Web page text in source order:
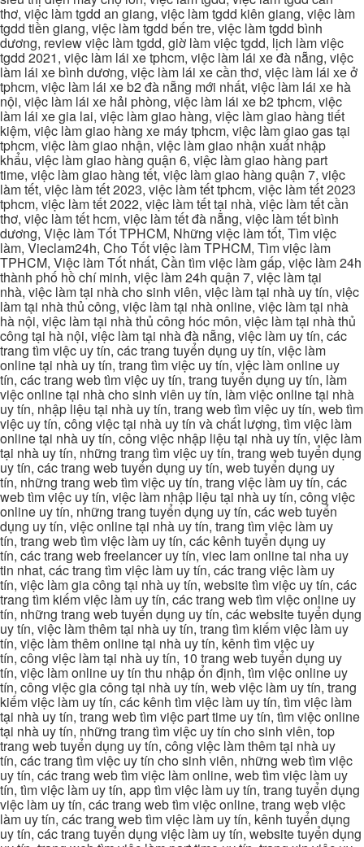
thơ, việc làm tgdd an giang, việc làm tgdd kiên giang, việc làm
tgdd tiền giang, việc làm tgdd bến tre, việc làm tgdd bình
dương, review việc làm tgdd, giờ làm việc tgdd, lịch làm việc
tgdd 2021, việc làm lái xe tphcm, việc làm lái xe đà nẵng, việc
làm lái xe bình dương, việc làm lái xe cần thơ, việc làm lái xe ở
tphcm, việc làm lái xe b2 đà nẵng mới nhất, việc làm lái xe hà
nội, việc làm lái xe hải phòng, việc làm lái xe b2 tphcm, việc
làm lái xe gia lai, việc làm giao hàng, việc làm giao hàng tiết
kiệm, việc làm giao hàng xe máy tphcm, việc làm giao gas tại
tphcm, việc làm giao nhận, việc làm giao nhận xuất nhập
khẩu, việc làm giao hàng quận 6, việc làm giao hàng part
time, việc làm giao hàng tết, việc làm giao hàng quận 7, việc
làm tết, việc làm tết 2023, việc làm tết tphcm, việc làm tết 2023
tphcm, việc làm tết 2022, việc làm tết tại nhà, việc làm tết cần
thơ, việc làm tết hcm, việc làm tết đà nẵng, việc làm tết bình
dương, Việc làm Tốt TPHCM, Những việc làm tốt, Tìm việc
làm, Vieclam24h, Cho Tốt việc làm TPHCM, Tìm việc làm
TPHCM, Việc làm Tốt nhất, Cần tìm việc làm gấp, việc làm 24h
thành phố hồ chí minh, việc làm 24h quận 7, việc làm tại
nhà, việc làm tại nhà cho sinh viên, việc làm tại nhà uy tín, việc
làm tại nhà thủ công, việc làm tại nhà online, việc làm tại nhà
hà nội, việc làm tại nhà thủ công hóc môn, việc làm tại nhà thủ
công tại hà nội, việc làm tại nhà đà nẵng, việc làm uy tín, các
trang tìm việc uy tín, các trang tuyển dụng uy tín, việc làm
online tại nhà uy tín, trang tìm việc uy tín, việc làm online uy
tín, các trang web tìm việc uy tín, trang tuyển dụng uy tín, làm
việc online tại nhà cho sinh viên uy tín, làm việc online tại nhà
uy tín, nhập liệu tại nhà uy tín, trang web tìm việc uy tín, web tìm
việc uy tín, công việc tại nhà uy tín và chất lượng, tìm việc làm
online tại nhà uy tín, công việc nhập liệu tại nhà uy tín, việc làm
tại nhà uy tín, những trang tìm việc uy tín, trang web tuyển dụng
uy tín, các trang web tuyển dụng uy tín, web tuyển dụng uy
tín, những trang web tìm việc uy tín, trang việc làm uy tín, các
web tìm việc uy tín, việc làm nhập liệu tại nhà uy tín, công việc
online uy tín, những trang tuyển dụng uy tín, các web tuyển
dụng uy tín, việc online tại nhà uy tín, trang tìm việc làm uy
tín, trang web tìm việc làm uy tín, các kênh tuyển dụng uy
tín, các trang web freelancer uy tín, viec lam online tai nha uy
tin nhat, các trang tìm việc làm uy tín, các trang việc làm uy
tín, việc làm gia công tại nhà uy tín, website tìm việc uy tín, các
trang tìm kiếm việc làm uy tín, các trang web tìm việc online uy
tín, những trang web tuyển dụng uy tín, các website tuyển dụng
uy tín, việc làm thêm tại nhà uy tín, trang tìm kiếm việc làm uy
tín, việc làm thêm online tại nhà uy tín, kênh tìm việc uy
tín, công việc làm tại nhà uy tín, 10 trang web tuyển dụng uy
tín, việc làm online uy tín thu nhập ổn định, tìm việc online uy
tín, công việc gia công tại nhà uy tín, web việc làm uy tín, trang
kiếm việc làm uy tín, các kênh tìm việc làm uy tín, tìm việc làm
tại nhà uy tín, trang web tìm việc part time uy tín, tìm việc online
tại nhà uy tín, những trang tìm việc uy tín cho sinh viên, top
trang web tuyển dụng uy tín, công việc làm thêm tại nhà uy
tín, các trang tìm việc uy tín cho sinh viên, những web tìm việc
uy tín, các trang web tìm việc làm online, web tìm việc làm uy
tín, tìm việc làm uy tín, app tìm việc làm uy tín, trang tuyển dụng
việc làm uy tín, các trang web tìm việc online, trang web việc
làm uy tín, các trang web tìm việc làm uy tín, kênh tuyển dụng
uy tín, các trang tuyển dụng việc làm uy tín, website tuyển dụng